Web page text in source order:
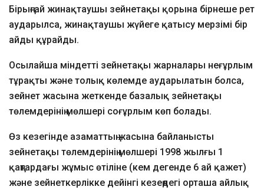
Бірыңғай жинақтаушы зейнетақы қорына бірнеше рет
аударылса, жинақтаушы жүйеге қатысу мерзімі бір
айды құрайды.
Осылайша міндетті зейнетақы жарналары неғұрлым
тұрақты және толық көлемде аударылатын болса,
зейнет жасына жеткенде базалық зейнетақы
төлемдерінің мөлшері соғұрлым көп болады.
Өз кезегінде азаматтың жасына байланысты
зейнетақы төлемдерінің мөлшері 1998 жылғы 1
қаңтардағы жұмыс өтіліне (кем дегенде 6 ай қажет)
және зейнеткерлікке дейінгі кезеңдегі орташа айлық